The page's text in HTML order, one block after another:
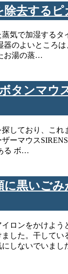
除去するピ
気で加湿するタ
器のよいところ
お湯の蒸…
タンマウ
しており、こ
ーマウス
る ボ…
に黒いご
ロンをかけよ
した。干して
にしないでいま